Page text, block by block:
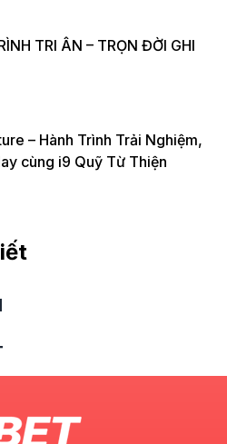
TRI ÂN – TRỌN ĐỜI GHI
– Hành Trình Trải Nghiệm,
cùng i9 Quỹ Từ Thiện